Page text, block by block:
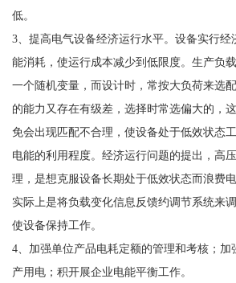
低。
3、提高电气设备经济运行水平。设备实行经
能消耗，使运行成本减少到低限度。生产负
一个随机变量，而设计时，常按大负荷来选
的能力又存在有级差，选择时常选偏大的，
免会出现匹配不合理，使设备处于低效状态
电能的利用程度。经济运行问题的提出，高
理，是想克服设备长期处于低效状态而浪费
实际上是将负载变化信息反馈约调节系统来
使设备保持工作。
4、加强单位产品电耗定额的管理和考核；加
产用电；积开展企业电能平衡工作。